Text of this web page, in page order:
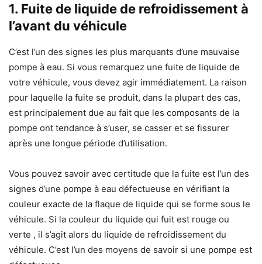
1. Fuite de liquide de refroidissement à
l’avant du véhicule
C’est l’un des signes les plus marquants d’une mauvaise
pompe à eau. Si vous remarquez une fuite de liquide de
votre véhicule, vous devez agir immédiatement. La raison
pour laquelle la fuite se produit, dans la plupart des cas,
est principalement due au fait que les composants de la
pompe ont tendance à s’user, se casser et se fissurer
après une longue période d’utilisation.
Vous pouvez savoir avec certitude que la fuite est l’un des
signes d’une pompe à eau défectueuse en vérifiant la
couleur exacte de la flaque de liquide qui se forme sous le
véhicule. Si la couleur du liquide qui fuit est rouge ou
verte , il s’agit alors du liquide de refroidissement du
véhicule. C’est l’un des moyens de savoir si une pompe est